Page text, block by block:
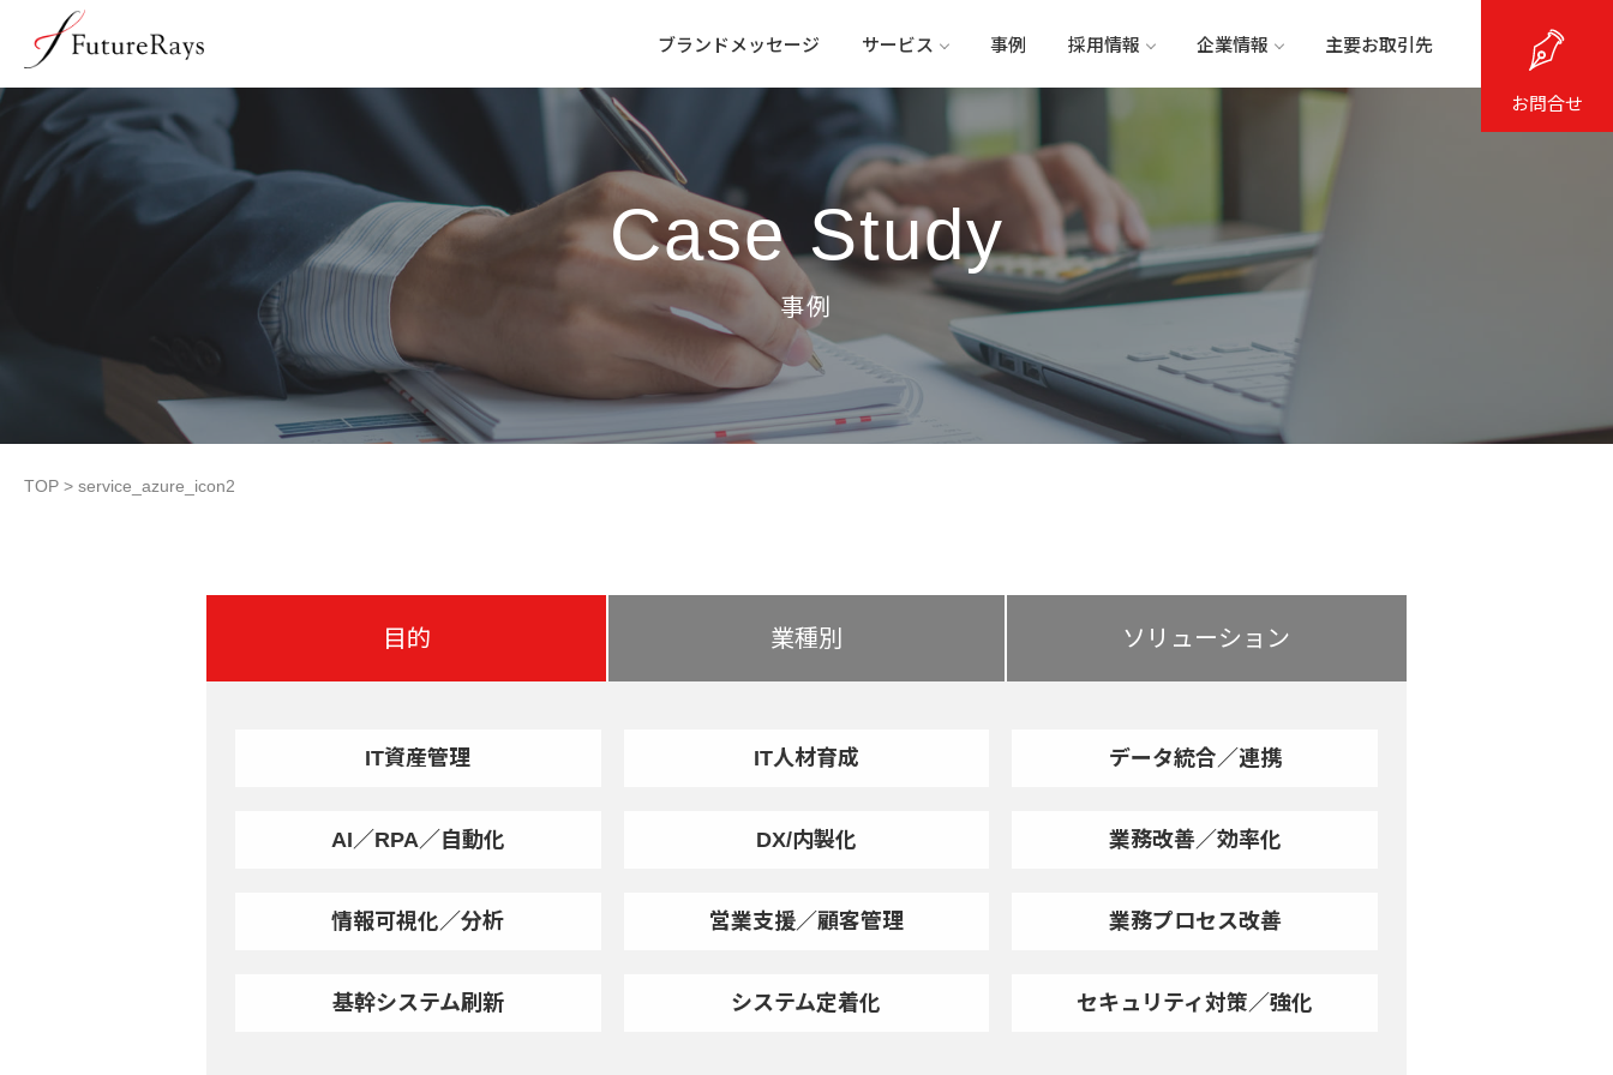
ブランドメッセージ サービス 事例 採用情報 企業情報 主要お取引先
お問合せ
Case Study
TOP > service_azure_icon2
目的 業種別 ソリューション
IT資産管理 IT人材育成 データ統合／連携
AI／RPA／自動化 DX/内製化 業務改善／効率化
情報可視化／分析 営業支援／顧客管理 業務プロセス改善
基幹システム刷新 システム定着化 セキュリティ対策／強化